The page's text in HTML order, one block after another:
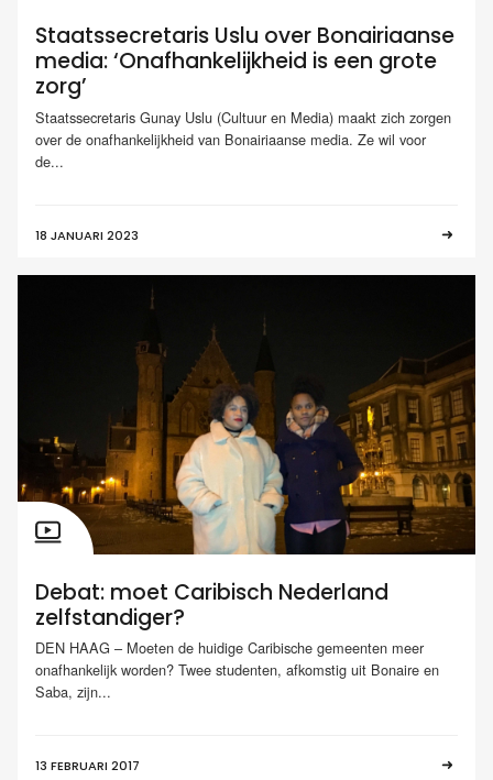
Staatssecretaris Uslu over Bonairiaanse
media: ‘Onafhankelijkheid is een grote
zorg’
Staatssecretaris Gunay Uslu (Cultuur en Media) maakt zich zorgen
over de onafhankelijkheid van Bonairiaanse media. Ze wil voor
de...
18 JANUARI 2023
Debat: moet Caribisch Nederland
zelfstandiger?
DEN HAAG – Moeten de huidige Caribische gemeenten meer
onafhankelijk worden? Twee studenten, afkomstig uit Bonaire en
Saba, zijn...
13 FEBRUARI 2017